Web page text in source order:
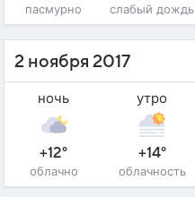
пасмурно слабый дождь
2 ноября 2017
ночь
+12°
облачно
утро
+14°
облачность